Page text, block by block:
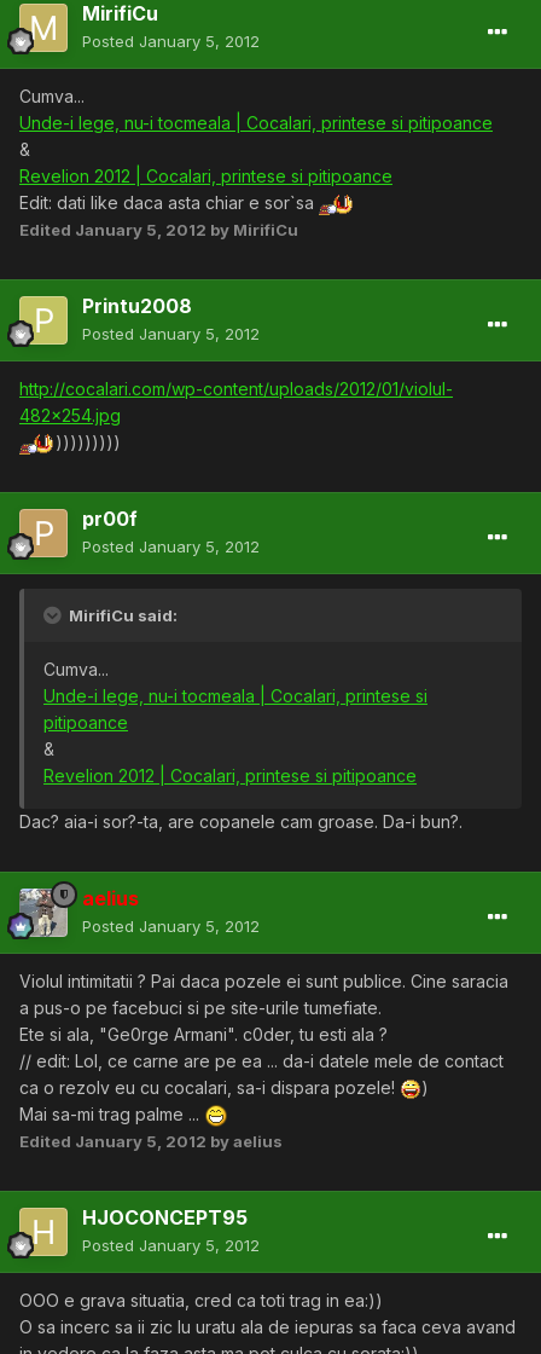
MirifiCu
Posted January 5, 2012
Cumva...
Unde-i lege, nu-i tocmeala | Cocalari, printese si pitipoance
&
Revelion 2012 | Cocalari, printese si pitipoance
Edit: dati like daca asta chiar e sor`sa
Edited January 5, 2012 by MirifiCu
Printu2008
Posted January 5, 2012
http://cocalari.com/wp-content/uploads/2012/01/violul-
482x254.jpg
)))))))))
pr00f
Posted January 5, 2012
MirifiCu said:
Cumva...
Unde-i lege, nu-i tocmeala | Cocalari, printese si
pitipoance
&
Revelion 2012 | Cocalari, printese si pitipoance
Dac? aia-i sor?-ta, are copanele cam groase. Da-i bun?.
aelius
Posted January 5, 2012
Violul intimitatii ? Pai daca pozele ei sunt publice. Cine saracia
a pus-o pe facebuci si pe site-urile tumefiate.
Ete si ala, "Ge0rge Armani". c0der, tu esti ala ?
// edit: Lol, ce carne are pe ea ... da-i datele mele de contact
ca o rezolv eu cu cocalari, sa-i dispara pozele!
)
Mai sa-mi trag palme ...
Edited January 5, 2012 by aelius
HJOCONCEPT95
Posted January 5, 2012
OOO e grava situatia, cred ca toti trag in ea:))
O sa incerc sa ii zic lu uratu ala de iepuras sa faca ceva avand